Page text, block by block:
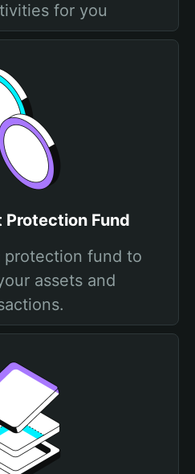
for you
Fund
fund to
assets and